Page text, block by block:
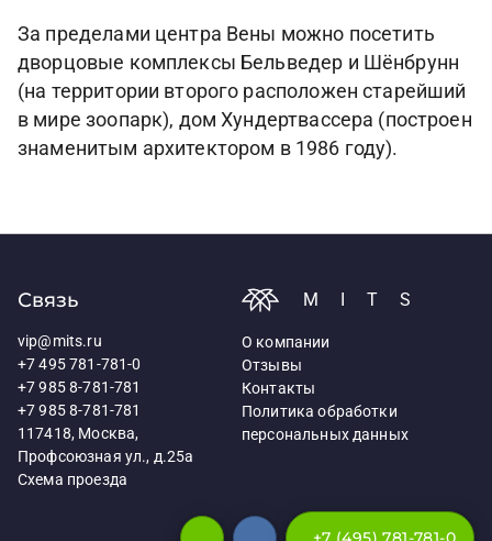
За пределами центра Вены можно посетить
дворцовые комплексы Бельведер и Шёнбрунн
(на территории второго расположен старейший
в мире зоопарк), дом Хундертвассера (построен
знаменитым архитектором в 1986 году).
Связь
vip@mits.ru
+7 495 781-781-0
+7 985 8-781-781
+7 985 8-781-781
117418, Москва,
Профсоюзная ул., д.25а
Схема проезда
MITS
О компании
Отзывы
Контакты
Политика обработки
персональных данных